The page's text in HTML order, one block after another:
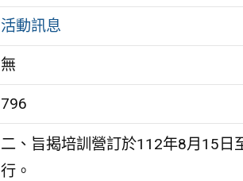
活動訊息
無
796
二、旨揭培訓營訂於112年8月15日
行。